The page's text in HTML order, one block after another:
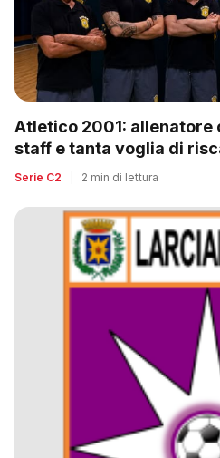
Atletico 2001: allenatore
staff e tanta voglia di
retrocessione
Serie C2 2 min di lettura